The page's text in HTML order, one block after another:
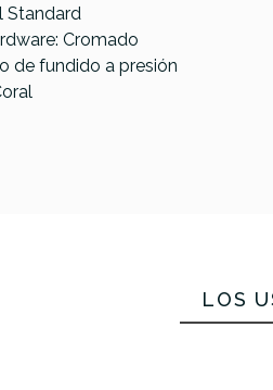
Standard
Cromado
de fundido a presión
LOS